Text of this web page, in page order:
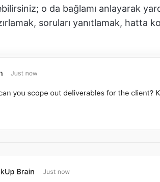
o da bağlamı anlayarak
soruları yanıtlamak, hatta